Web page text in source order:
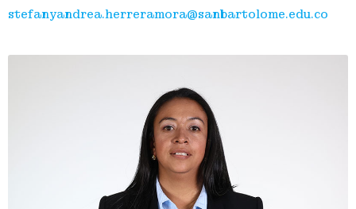
stefanyandrea.herreramora@sanbartolome.edu.co